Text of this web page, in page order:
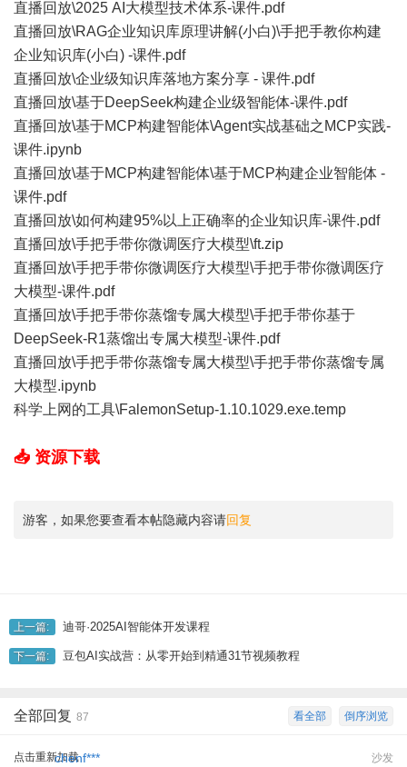
直播回放\2025 AI大模型技术体系-课件.pdf
直播回放\RAG企业知识库原理讲解(小白)\手把手教你构建
企业知识库(小白) -课件.pdf
直播回放\企业级知识库落地方案分享 - 课件.pdf
直播回放\基于DeepSeek构建企业级智能体-课件.pdf
直播回放\基于MCP构建智能体\Agent实战基础之MCP实践-
课件.ipynb
直播回放\基于MCP构建智能体\基于MCP构建企业智能体 -
课件.pdf
直播回放\如何构建95%以上正确率的企业知识库-课件.pdf
直播回放\手把手带你微调医疗大模型\ft.zip
直播回放\手把手带你微调医疗大模型\手把手带你微调医疗
大模型-课件.pdf
直播回放\手把手带你蒸馏专属大模型\手把手带你基于
DeepSeek-R1蒸馏出专属大模型-课件.pdf
直播回放\手把手带你蒸馏专属大模型\手把手带你蒸馏专属
大模型.ipynb
科学上网的工具\FalemonSetup-1.10.1029.exe.temp
📥 资源下载
游客，如果您要查看本帖隐藏内容请回复
上一篇: 迪哥·2025AI智能体开发课程
下一篇: 豆包AI实战营：从零开始到精通31节视频教程
倒序浏览
看全部
全部回复 87
点击重新加载 沙发
chenf***